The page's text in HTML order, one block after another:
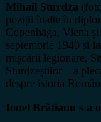
Mihail Sturdza
poziții înalte în
Copenhaga, Viena
septembrie 1940 și
mișcării legionare,
Sturdzeștilor – a
despre istoria
Ionel Brătianu s-a